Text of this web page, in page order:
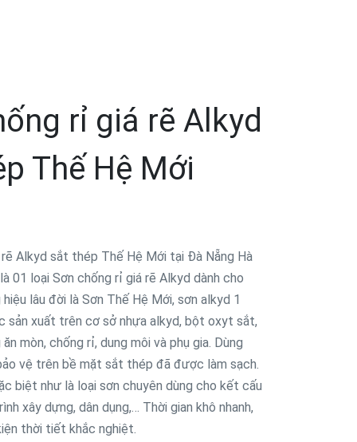
rỉ giá rẽ Alkyd
Thế Hệ Mới
Alkyd sắt thép Thế Hệ Mới tại Đà Nẵng Hà
01 loại Sơn chống rỉ giá rẽ Alkyd dành cho
lâu đời là Sơn Thế Hệ Mới, sơn alkyd 1
sản xuất trên cơ sở nhựa alkyd, bột oxyt sắt,
mòn, chống rỉ, dung môi và phụ gia. Dùng
vệ trên bề mặt sắt thép đã được làm sạch.
biệt như là loại sơn chuyên dùng cho kết cấu
xây dựng, dân dụng,… Thời gian khô nhanh,
thời tiết khắc nghiệt.